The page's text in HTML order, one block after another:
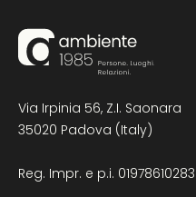
Via Irpinia 56, Z.I. Saonara
35020 Padova (Italy)
Reg. Impr. e p.i. 01978610283